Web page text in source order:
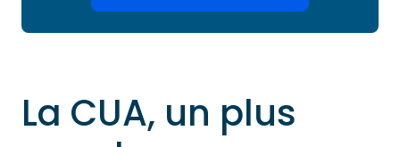
La CUA, un plus